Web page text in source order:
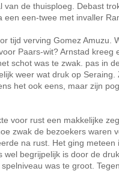
van de thuisploeg. Debast
een een-twee met invaller
tijd verving Gomez Amuzu.
Paars-wit? Arnstad kreeg
schot was te zwak. pas in
weer wat druk op Seraing.
het ook eens, maar zijn
voor rust een makkelijke
zwak de bezoekers waren
na rust. Het ging meteen
wel begrijpelijk is door de
was te groot.